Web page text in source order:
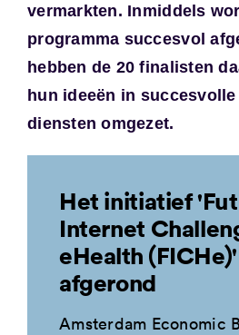
vermarkten. Inmiddels
programma succesvol
hebben de 20 finalisten
hun ideeën in
diensten omgezet.
Het initiatief
Internet
eHealth
afgerond
Amsterdam Economic